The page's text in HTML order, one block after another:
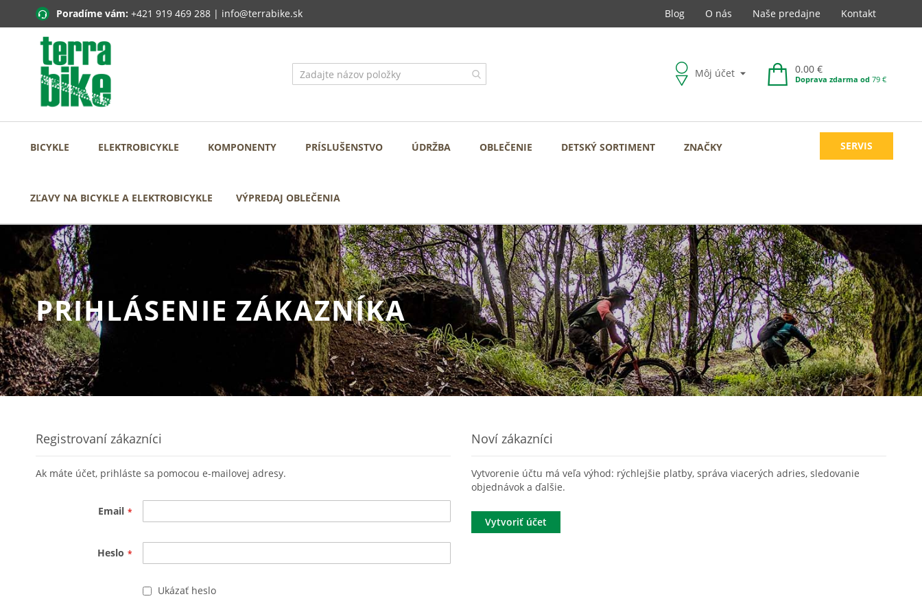
Poradíme vám: +421 919 469 288 | info@terrabike.sk Blog O nás Naše predajne Kontakt
Môj účet 0.00 €
Doprava zdarma od 79 €
BICYKLE ELEKTROBICYKLE KOMPONENTY PRÍSLUŠENSTVO ÚDRŽBA OBLEČENIE DETSKÝ SORTIMENT ZNAČKY SERVIS
ZĽAVY NA BICYKLE A ELEKTROBICYKLE VÝPREDAJ OBLEČENIA
PRIHLÁSENIE ZÁKAZNÍKA
Registrovaní zákazníci
Ak máte účet, prihláste sa pomocou e-mailovej adresy.
Email
Heslo
Ukázať heslo
Noví zákazníci
Vytvorenie účtu má veľa výhod: rýchlejšie platby, správa viacerých adries, sledovanie
objednávok a ďalšie.
Vytvoriť účet